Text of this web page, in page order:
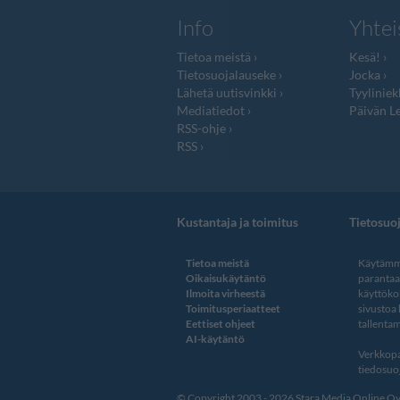
Info
Tietoa meistä
Tietosuojalauseke
Lähetä uutisvinkki
Mediatiedot
RSS-ohje
RSS
Kesä!
Jocka
Päivän
Kustantaja ja toimitus
Tietoa meistä
Oikaisukäytäntö
Ilmoita virheestä
Toimitusperiaatteet
Eettiset ohjeet
AI-käytäntö
sivustoa